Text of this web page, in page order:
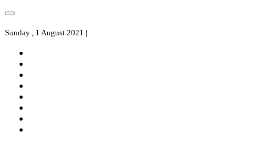
Sunday , 1 August 2021 |